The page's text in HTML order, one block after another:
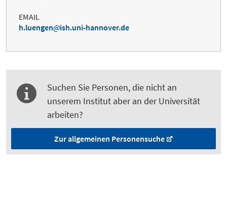
EMAIL
h.luengen
ish.uni-hannover.de
Suchen Sie Personen, die nicht an
unserem Institut aber an der Universität
arbeiten?
Zur allgemeinen Personensuche